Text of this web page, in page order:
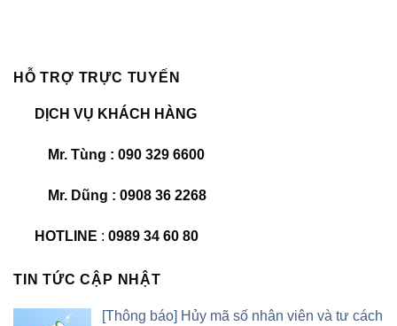
HỖ TRỢ TRỰC TUYẾN
DỊCH VỤ KHÁCH HÀNG
Mr. Tùng : 090 329 6600
Mr. Dũng : 0908 36 2268
HOTLINE : 0989 34 60 80
TIN TỨC CẬP NHẬT
[Thông báo] Hủy mã số nhân viên và tư cách